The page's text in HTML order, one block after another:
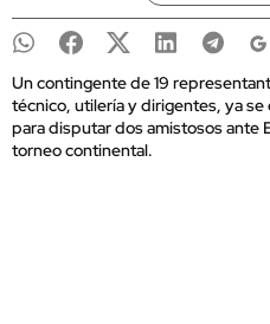
Un contingente de 19
técnico, utilería y dirigentes, ya
para disputar dos amistosos ante
torneo continental.